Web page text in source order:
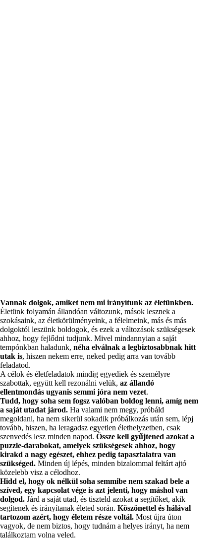
Vannak dolgok, amiket nem mi irányítunk az életünkben.
Életünk folyamán állandóan változunk, mások lesznek a
szokásaink, az életkörülményeink, a félelmeink, más és más
dolgoktól leszünk boldogok, és ezek a változások szükségesek
ahhoz, hogy fejlődni tudjunk. Mivel mindannyian a saját
tempónkban haladunk, néha elválnak a legbiztosabbnak hitt
utak is, hiszen nekem erre, neked pedig arra van tovább
feladatod.
A célok és életfeladatok mindig egyediek és személyre
szabottak, együtt kell rezonálni velük, az állandó
ellentmondás ugyanis semmi jóra nem vezet.
Tudd, hogy soha sem fogsz valóban boldog lenni, amíg nem
a saját utadat járod. Ha valami nem megy, próbáld
megoldani, ha nem sikerül sokadik próbálkozás után sem, lépj
tovább, hiszen, ha leragadsz egyetlen élethelyzetben, csak
szenvedés lesz minden napod. Össze kell gyűjtened azokat a
puzzle-darabokat, amelyek szükségesek ahhoz, hogy
kirakd a nagy egészet, ehhez pedig tapasztalatra van
szükséged. Minden új lépés, minden bizalommal feltárt ajtó
közelebb visz a célodhoz.
Hidd el, hogy ok nélkül soha semmibe nem szakad bele a
szíved, egy kapcsolat vége is azt jelenti, hogy máshol van
dolgod. Járd a saját utad, és tiszteld azokat a segítőket, akik
segítenek és irányítanak életed során. Köszönettel és hálával
tartozom azért, hogy életem része voltál. Most újra úton
vagyok, de nem biztos, hogy tudnám a helyes irányt, ha nem
találkoztam volna veled.